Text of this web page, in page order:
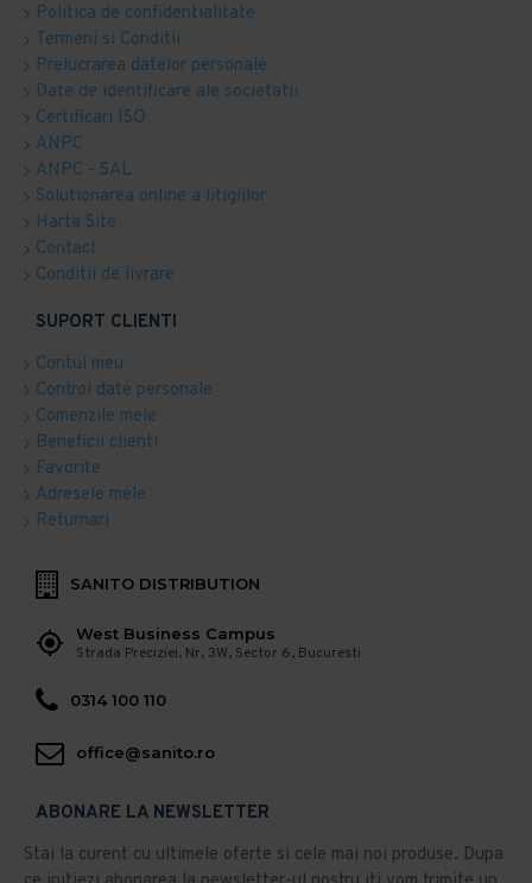
Politica de confidentialitate
Termeni si Conditii
Prelucrarea datelor personale
Date de identificare ale societatii
Certificari ISO
ANPC
ANPC - SAL
Solutionarea online a litigiilor
Harta Site
Contact
Conditii de livrare
SUPORT CLIENTI
Contul meu
Control date personale
Comenzile mele
Beneficii clienti
Favorite
Adresele mele
Returnari
SANITO DISTRIBUTION
West Business Campus
Strada Preciziei, Nr, 3W, Sector 6, Bucuresti
0314 100 110
office@sanito.ro
ABONARE LA NEWSLETTER
Stai la curent cu ultimele oferte si cele mai noi produse. Dupa